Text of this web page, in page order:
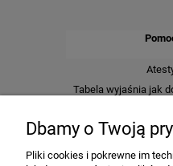
Tabela wyjaśnia jak
Kontakt
Jak
Dbamy o Twoją
Pliki cookies i pokrewne im